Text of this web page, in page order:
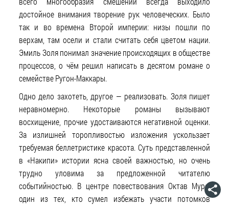
достойное внимания творение рук человеческих. Было
так и во времена Второй империи: низы пошли по
верхам, там осели и стали считать себя цветом нации.
Эмиль Золя понимал значение происходящих в обществе
процессов, о чём решил написать в десятом романе о
семействе Ругон-Маккары.
Одно дело захотеть, другое — реализовать. Золя пишет
неравномерно. Некоторые романы вызывают
восхищение, прочие удостаиваются негативной оценки.
За излишней торопливостью изложения ускользает
требуемая беллетристике красота. Суть представленной
в «Накипи» истории ясна своей важностью, но очень
трудно уловима за предложенной читателю
событийностью. В центре повествования Октав Муре,
один из тех, кто сумел избежать участи потомков